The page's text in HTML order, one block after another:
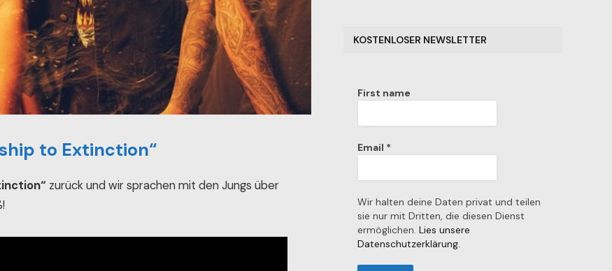
to Extinction“
zurück und wir sprachen mit den Jungs über
KOSTENLOSER NEWSLETTER
First name
Email *
Wir halten deine Daten privat und teilen
sie nur mit Dritten, die diesen Dienst
ermöglichen. Lies unsere
Datenschutzerklärung.